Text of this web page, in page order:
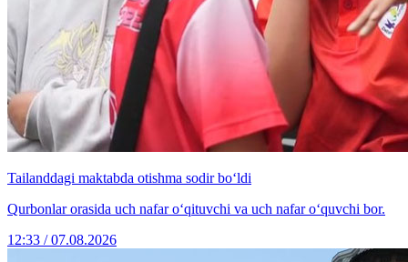
Tailanddagi maktabda otishma sodir bo‘ldi
Qurbonlar orasida uch nafar o‘qituvchi va uch nafar o‘quvchi bor.
12:33 / 07.08.2026